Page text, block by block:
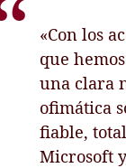
«Con los
que
una clara
ofimática
fiable,
Microsoft